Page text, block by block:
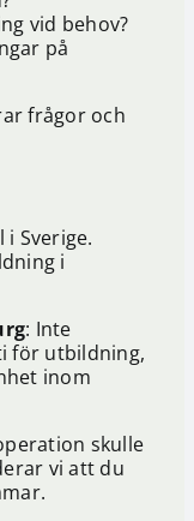
vid behov?
på
frågor och
i Sverige.
i
: Inte
för utbildning,
inom
skulle
vi att du